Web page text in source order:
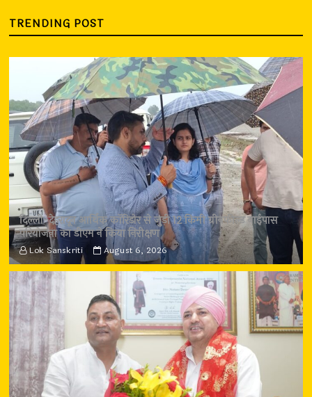
TRENDING POST
दिल्ली-देहरादून आर्थिक कॉरिडोर से जुड़ी 12 किमी ग्रीनफील्ड बाईपास
परियोजना का डीएम ने किया निरीक्षण
Lok Sanskriti August 6, 2026